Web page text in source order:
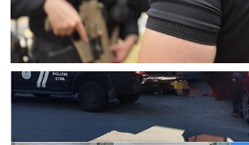
CURAÇÁ
Mulher suspeita de aplicar golpes que
vítimas idosas em Curaçá é presa pela
Senhor do Bonfim